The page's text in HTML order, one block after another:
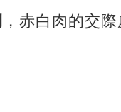
，赤白肉的交